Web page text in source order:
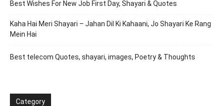
Best Wishes For New Job First Day, Shayari & Quotes
Kaha Hai Meri Shayari – Jahan Dil Ki Kahaani, Jo Shayari Ke Rang
Mein Hai
Best telecom Quotes, shayari, images, Poetry & Thoughts
Category